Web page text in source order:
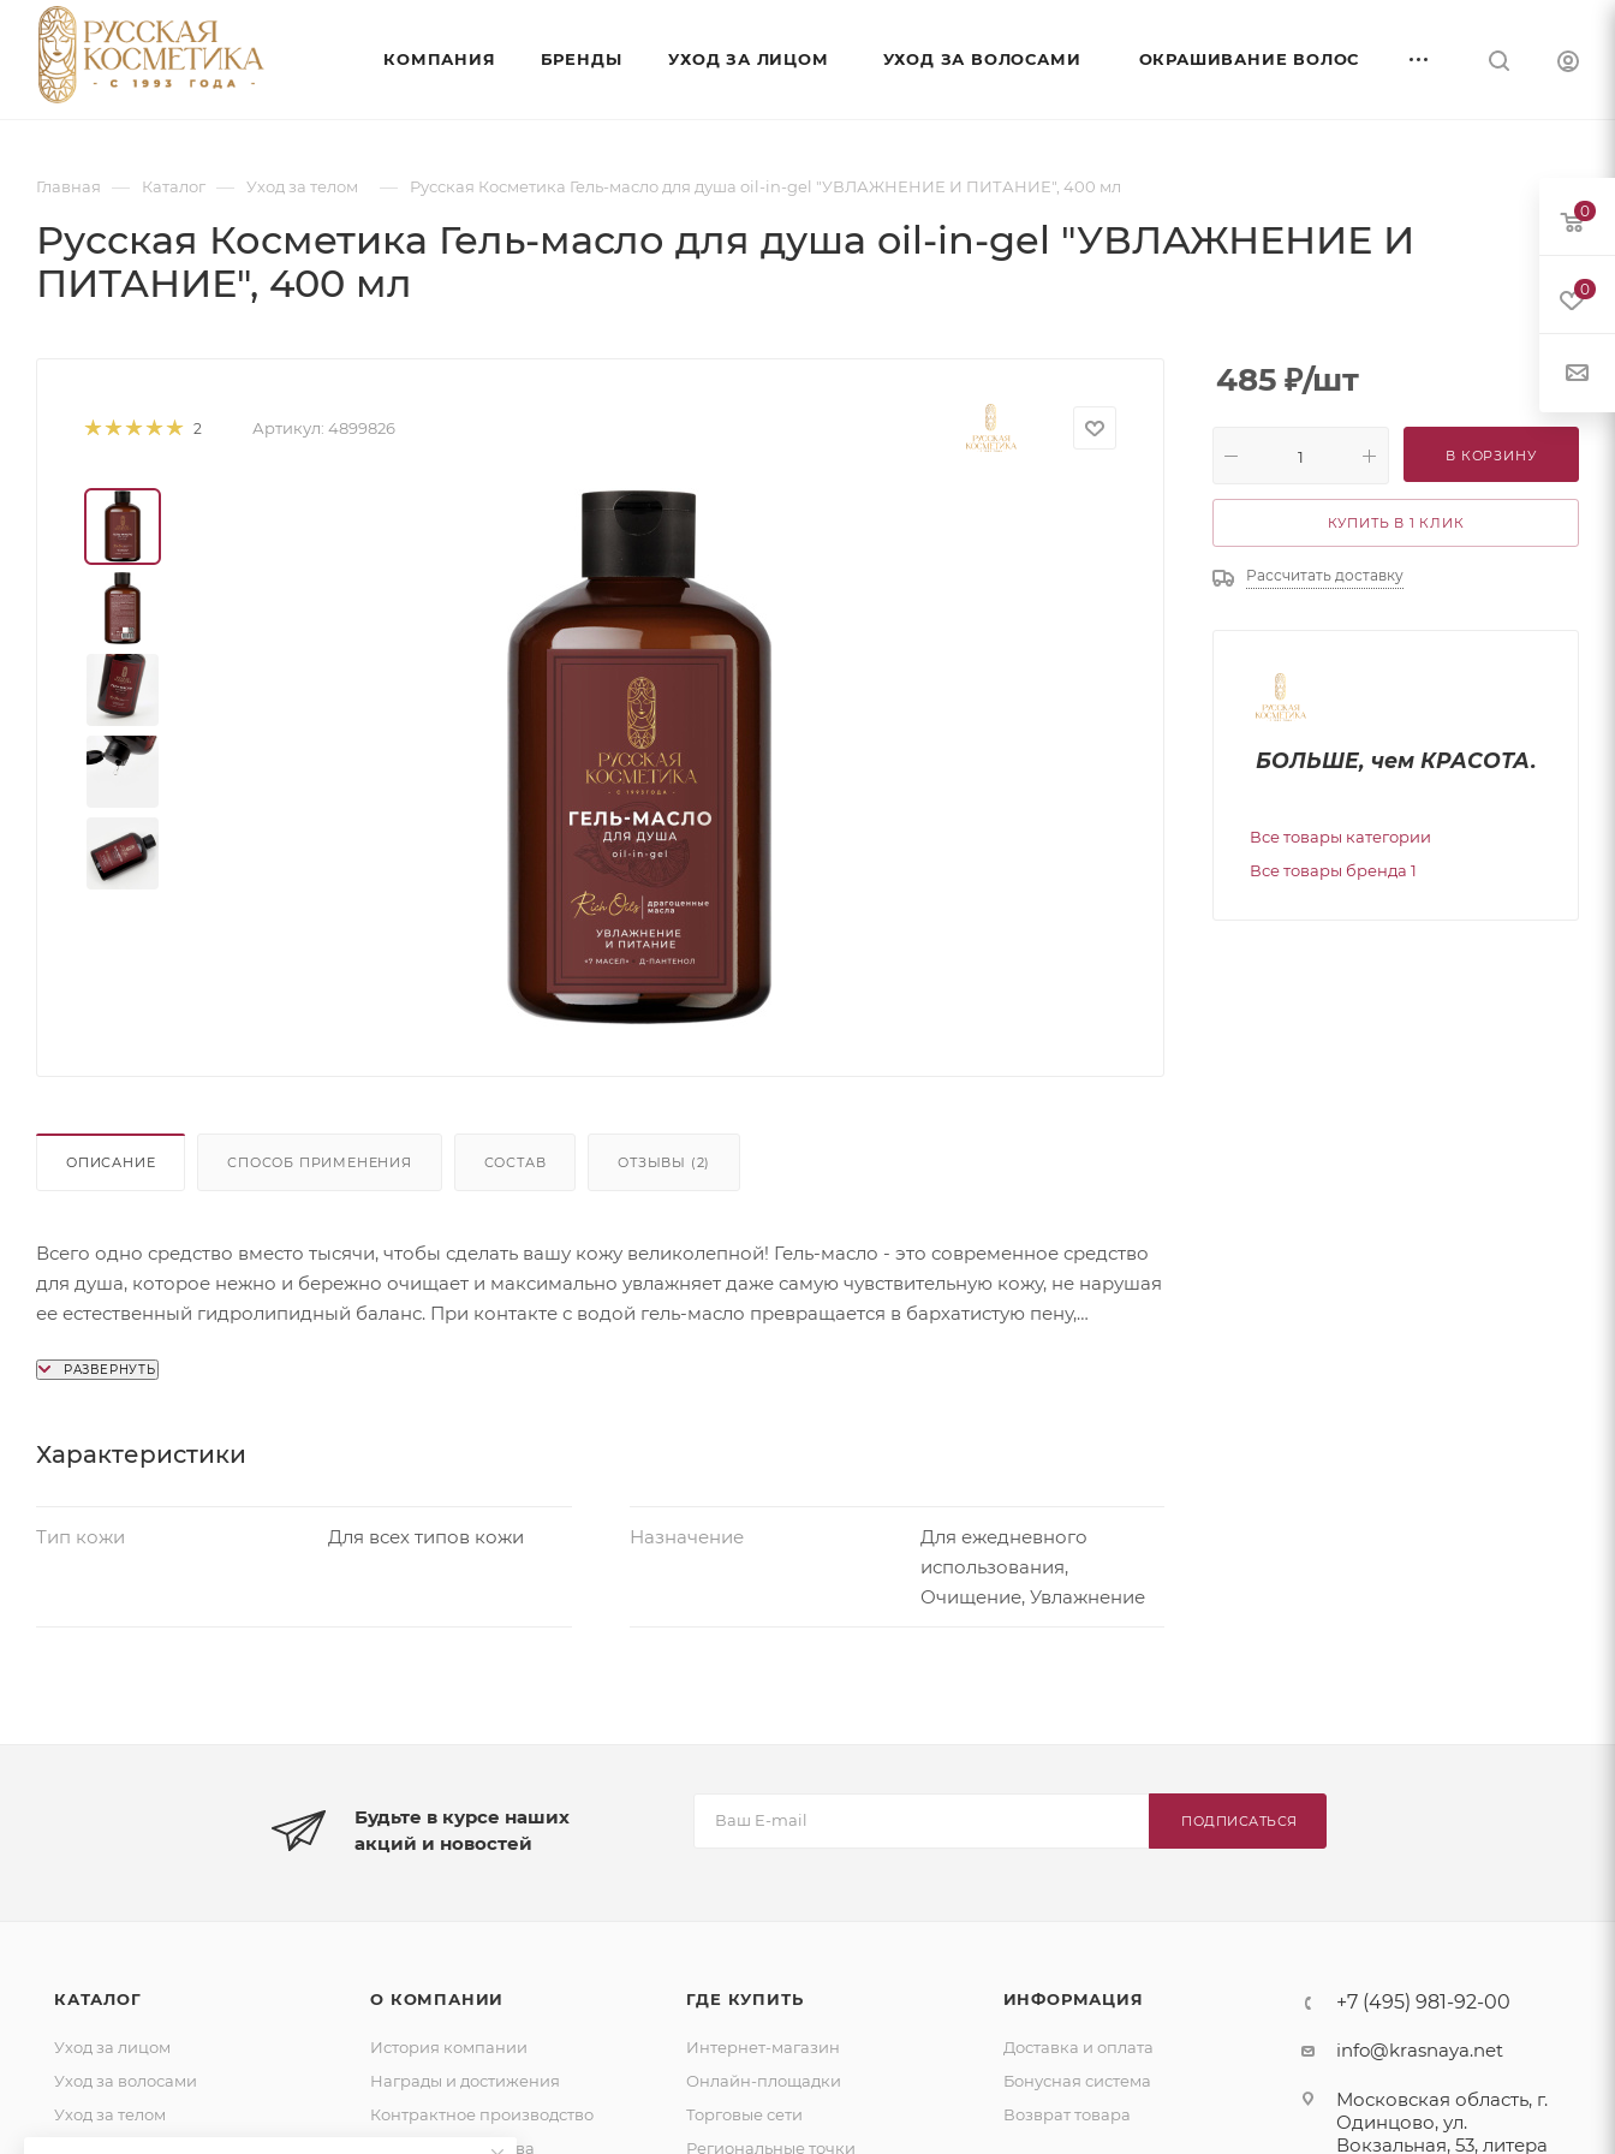
КОМПАНИЯ БРЕНДЫ УХОД ЗА ЛИЦОМ УХОД ЗА ВОЛОСАМИ ОКРАШИВАНИЕ ВОЛОС
Главная — Каталог — Уход за телом — Русская Косметика Гель-масло для душа oil-in-gel "УВЛАЖНЕНИЕ И ПИТАНИЕ", 400 мл
Русская Косметика Гель-масло для душа oil-in-gel "УВЛАЖНЕНИЕ И
ПИТАНИЕ", 400 мл
2 Артикул: 4899826
ОПИСАНИЕ СПОСОБ ПРИМЕНЕНИЯ СОСТАВ ОТЗЫВЫ (2)
Всего одно средство вместо тысячи, чтобы сделать вашу кожу великолепной! Гель-масло - это современное средство
для душа, которое нежно и бережно очищает и максимально увлажняет даже самую чувствительную кожу, не нарушая
ее естественный гидролипидный баланс. При контакте с водой гель-масло превращается в бархатистую пену,
ухода.
Характеристики
Тип кожи Для всех типов кожи Назначение
Для ежедневного
использования,
Очищение, Увлажнение
485 ₽/шт
В КОРЗИНУ
КУПИТЬ В 1 КЛИК
Рассчитать доставку
БОЛЬШЕ, чем КРАСОТА.
Все товары категории
Все товары бренда 1
Будьте в курсе наших
акций и новостей
ПОДПИСАТЬСЯ
КАТАЛОГ
Уход за лицом
Уход за волосами
Уход за телом
О КОМПАНИИ
История компании
Награды и достижения
Контрактное производство
Стандарты качества
ГДЕ КУПИТЬ
Интернет-магазин
Онлайн-площадки
Торговые сети
Региональные точки
ИНФОРМАЦИЯ
Доставка и оплата
Бонусная система
Возврат товара
+7 (495) 981-92-00
info@krasnaya.net
Московская область, г.
Одинцово, ул.
Вокзальная, 53, литера
0
0